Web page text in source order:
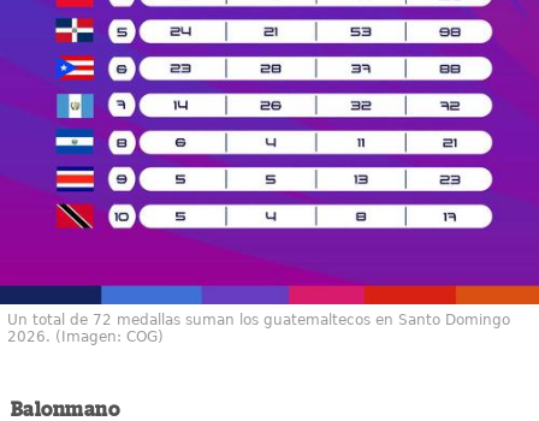
Un total de 72 medallas suman los guatemaltecos en Santo Domingo
2026. (Imagen: COG)
Balonmano